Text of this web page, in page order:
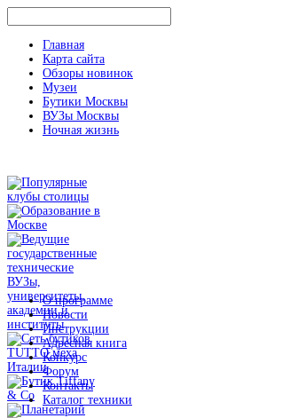
Главная
Карта сайта
Обзоры новинок
Музеи
Бутики Москвы
ВУЗы Москвы
Ночная жизнь
О программе
Новости
Инструкции
Адресная книга
Конкурс
Форум
Контакты
Каталог техники